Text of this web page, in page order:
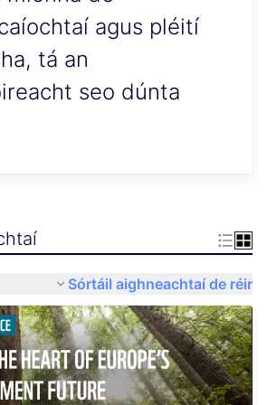
agus pléití
tá an
seo dúnta
Sórtáil aighneachtaí de réir